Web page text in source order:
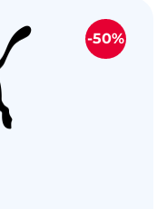
-50%